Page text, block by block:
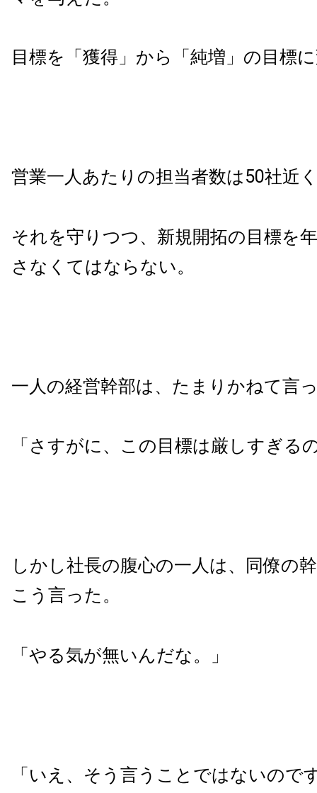
目標を「獲得」から「純増」の目標
営業一人あたりの担当者数は50社近
それを守りつつ、新規開拓の目標を
さなくてはならない。
一人の経営幹部は、たまりかねて言
「さすがに、この目標は厳しすぎる
しかし社長の腹心の一人は、同僚の
こう言った。
「やる気が無いんだな。」
「いえ、そう言うことではないので